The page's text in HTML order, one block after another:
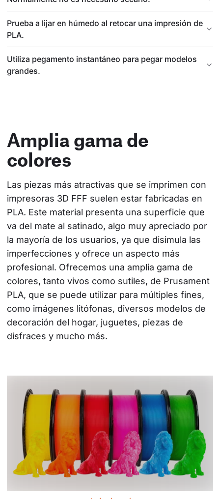
Prueba a lijar en húmedo al retocar una impresión de
PLA.
Utiliza pegamento instantáneo para pegar modelos
grandes.
Amplia gama de
colores
Las piezas más atractivas que se imprimen con
impresoras 3D FFF suelen estar fabricadas en
PLA. Este material presenta una superficie que
va del mate al satinado, algo muy apreciado por
la mayoría de los usuarios, ya que disimula las
imperfecciones y ofrece un aspecto más
profesional. Ofrecemos una amplia gama de
colores, tanto vivos como sutiles, de Prusament
PLA, que se puede utilizar para múltiples fines,
como imágenes litófonas, diversos modelos de
decoración del hogar, juguetes, piezas de
disfraces y mucho más.